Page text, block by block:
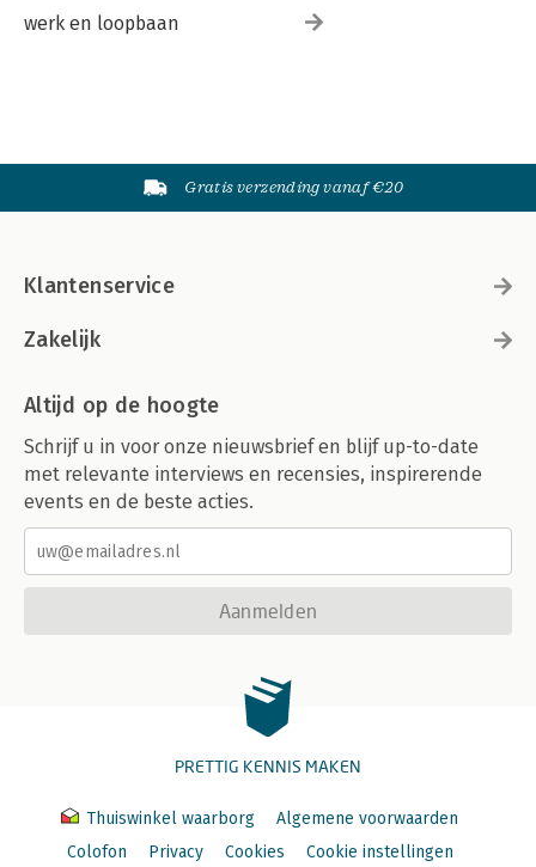
werk en loopbaan
Gratis verzending vanaf €20
Klantenservice
Zakelijk
Altijd op de hoogte
Schrijf u in voor onze nieuwsbrief en blijf up-to-date
met relevante interviews en recensies, inspirerende
events en de beste acties.
Aanmelden
PRETTIG KENNIS MAKEN
Thuiswinkel waarborg
Algemene voorwaarden
Colofon
Privacy Cookies Cookie instellingen